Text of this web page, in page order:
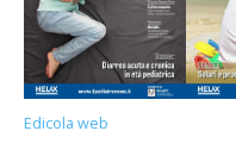
Edicola web